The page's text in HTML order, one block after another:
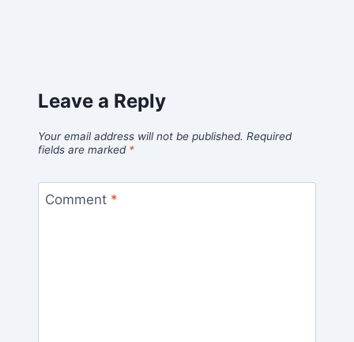
Leave a Reply
Your email address will not be published. Required
fields are marked *
Comment *